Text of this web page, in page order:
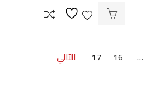
…
16
17 التالي